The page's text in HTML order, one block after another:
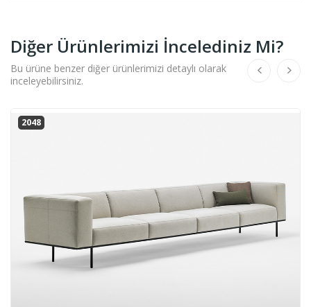
Diğer Ürünlerimizi İncelediniz Mi?
Bu ürüne benzer diğer ürünlerimizi detaylı olarak
inceleyebilirsiniz.
2048